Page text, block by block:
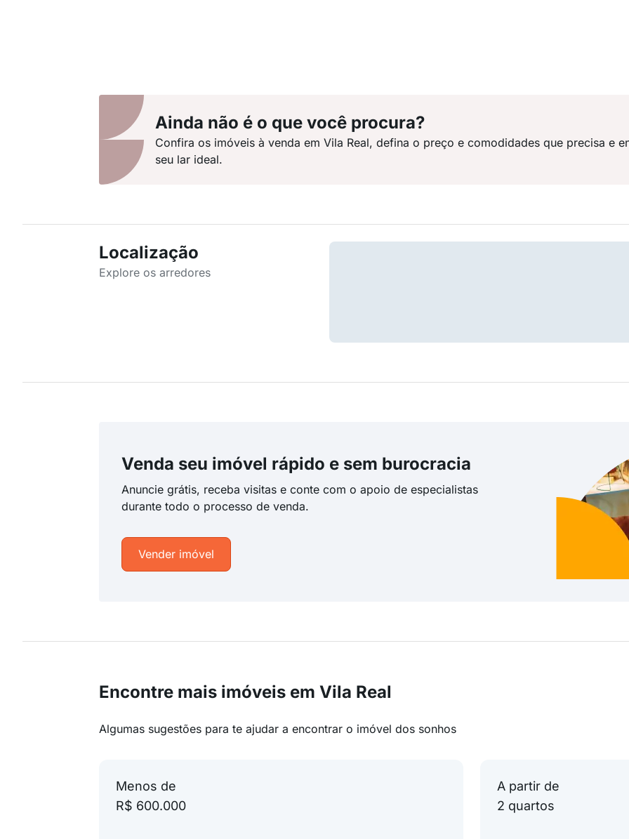
Ainda não é o que você procura?
Confira os imóveis à venda em Vila Real, defina o preço e comodidades que precisa e
seu lar ideal.
Localização
Explore os arredores
Venda seu imóvel rápido e sem burocracia
Anuncie grátis, receba visitas e conte com o apoio de especialistas
durante todo o processo de venda.
Vender imóvel
Encontre mais imóveis em Vila Real
Algumas sugestões para te ajudar a encontrar o imóvel dos sonhos
Menos de
R$ 600.000
A partir de
2 quartos